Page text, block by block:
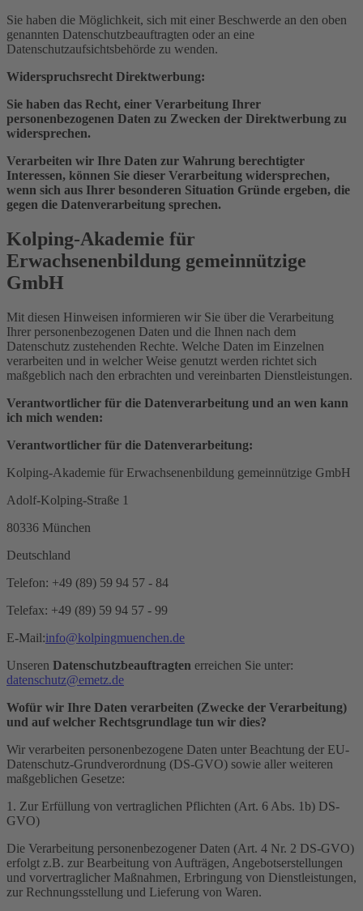
Sie haben die Möglichkeit, sich mit einer Beschwerde an den oben
genannten Datenschutz­beauftragten oder an eine
Datenschutzaufsichtsbehörde zu wenden.
Widerspruchsrecht Direktwerbung:
Sie haben das Recht, einer Verarbeitung Ihrer
personenbezogenen Daten zu Zwecken der Direktwerbung zu
widersprechen.
Verarbeiten wir Ihre Daten zur Wahrung berechtigter
Interessen, können Sie dieser Verarbeitung widersprechen,
wenn sich aus Ihrer besonderen Situation Gründe ergeben, die
gegen die Datenverarbeitung sprechen.
Kolping-Akademie für
Erwachsenenbildung gemeinnützige
GmbH
Mit diesen Hinweisen informieren wir Sie über die Verarbeitung
Ihrer personenbezogenen Daten und die Ihnen nach dem
Datenschutz zustehenden Rechte. Welche Daten im Einzelnen
verarbeiten und in welcher Weise genutzt werden richtet sich
maßgeblich nach den erbrachten und vereinbarten Dienstleistungen.
Verantwortlicher für die Datenverarbeitung und an wen kann
ich mich wenden:
Verantwortlicher für die Datenverarbeitung:
Kolping-Akademie für Erwachsenenbildung gemeinnützige GmbH
Adolf-Kolping-Straße 1
80336 München
Deutschland
Telefon: +49 (89) 59 94 57 - 84
Telefax: +49 (89) 59 94 57 - 99
E-Mail:info@kolpingmuenchen.de
Unseren Datenschutzbeauftragten erreichen Sie unter:
datenschutz@emetz.de
Wofür wir Ihre Daten verarbeiten (Zwecke der Verarbeitung)
und auf welcher Rechtsgrundlage tun wir dies?
Wir verarbeiten personenbezogene Daten unter Beachtung der EU-
Datenschutz-Grundverordnung (DS-GVO) sowie aller weiteren
maßgeblichen Gesetze:
1. Zur Erfüllung von vertraglichen Pflichten (Art. 6 Abs. 1b) DS-
GVO)
Die Verarbeitung personenbezogener Daten (Art. 4 Nr. 2 DS-GVO)
erfolgt z.B. zur Bearbeitung von Aufträgen, Angebotserstellungen
und vorvertraglicher Maßnahmen, Erbringung von Dienstleistungen,
zur Rechnungsstellung und Lieferung von Waren.